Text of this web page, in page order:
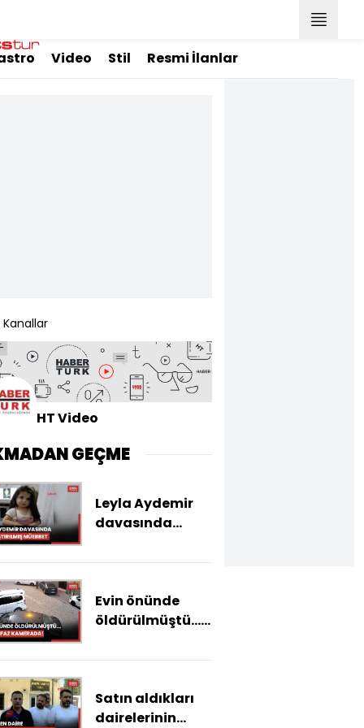
Video Stil Resmi İlanlar
HT Video
GEÇME
Leyla Aydemir
davasında
Yusuf Aydemir'e
suçundan
ağırlaştırılmış
cezası
Evin önünde
öldürülmüştü...
kamerada!
Satın aldıkları
dairelerinin